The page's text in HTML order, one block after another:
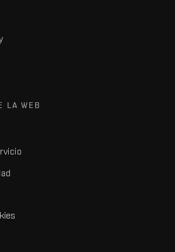
LA WEB